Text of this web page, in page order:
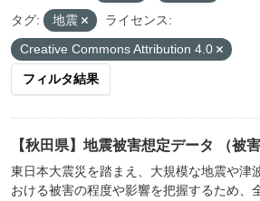
タグ:
地震
ライセンス:
Creative Commons Attribution 4.0
フィルタ結果
【秋田県】地震被害想定データ （被
東日本大震災を踏まえ、大規模な地震や津
おける被害の程度や影響を把握するため、